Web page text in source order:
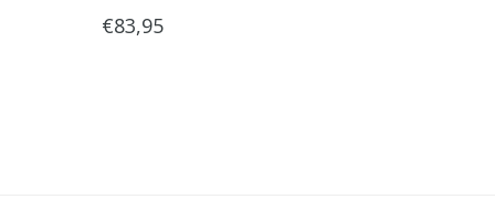
meistverkaufte Spaltaxt!
€83,95